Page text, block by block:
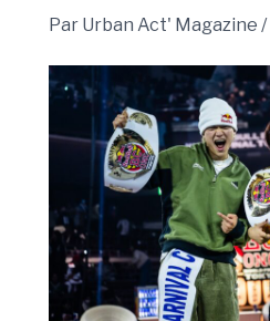
Par Urban Act' Magazine /